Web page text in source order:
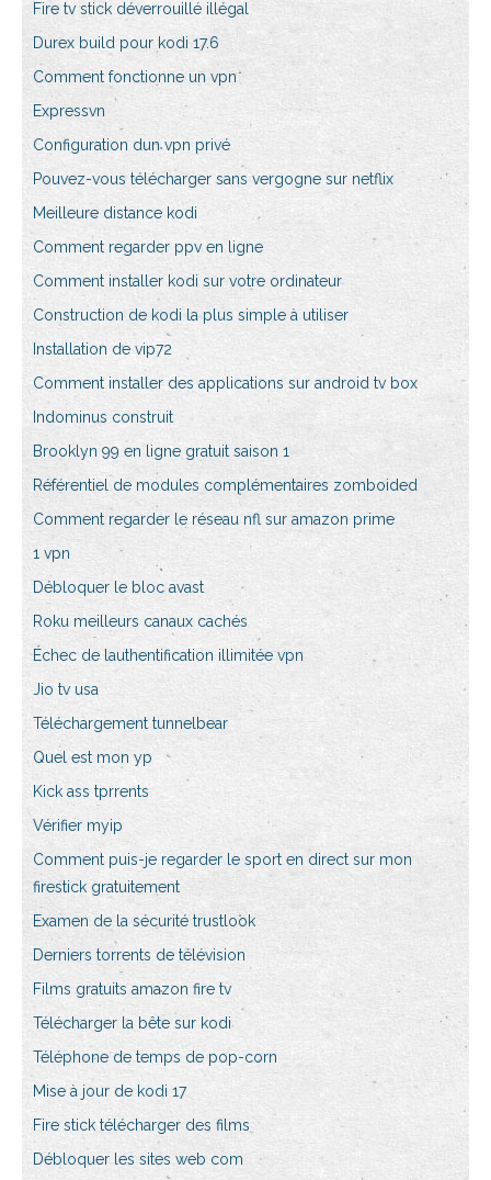
Fire tv stick déverrouillé illégal
Durex build pour kodi 17.6
Comment fonctionne un vpn
Expressvn
Configuration dun vpn privé
Pouvez-vous télécharger sans vergogne sur netflix
Meilleure distance kodi
Comment regarder ppv en ligne
Comment installer kodi sur votre ordinateur
Construction de kodi la plus simple à utiliser
Installation de vip72
Comment installer des applications sur android tv box
Indominus construit
Brooklyn 99 en ligne gratuit saison 1
Référentiel de modules complémentaires zomboided
Comment regarder le réseau nfl sur amazon prime
1 vpn
Débloquer le bloc avast
Roku meilleurs canaux cachés
Échec de lauthentification illimitée vpn
Jio tv usa
Téléchargement tunnelbear
Quel est mon yp
Kick ass tprrents
Vérifier myip
Comment puis-je regarder le sport en direct sur mon
firestick gratuitement
Examen de la sécurité trustlook
Derniers torrents de télévision
Films gratuits amazon fire tv
Télécharger la bête sur kodi
Téléphone de temps de pop-corn
Mise à jour de kodi 17
Fire stick télécharger des films
Débloquer les sites web com